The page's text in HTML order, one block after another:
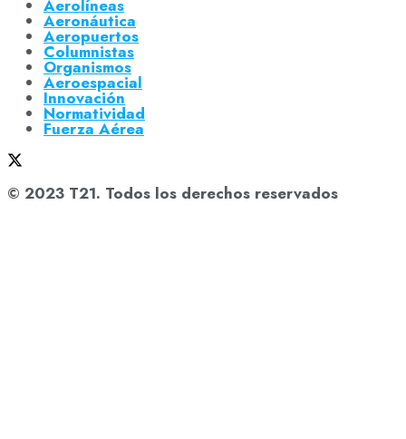
Aerolíneas
Aeronáutica
Aeropuertos
Columnistas
Organismos
Aeroespacial
Innovación
Normatividad
Fuerza Aérea
© 2023 T21. Todos los derechos reservados